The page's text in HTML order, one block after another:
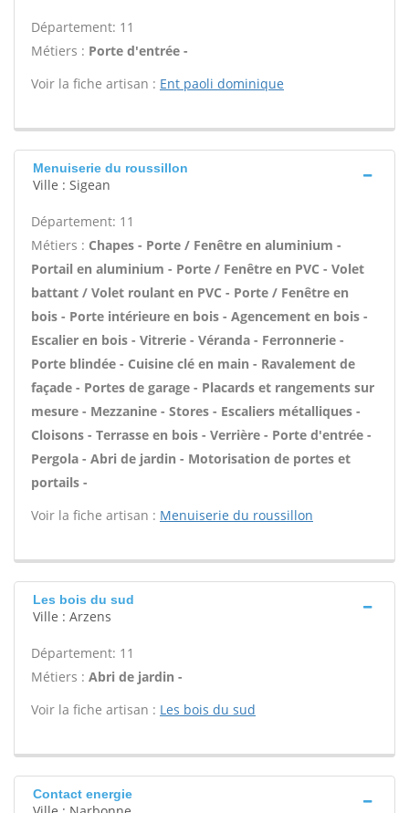
Département: 11
Métiers : Porte d'entrée -
Voir la fiche artisan : Ent paoli dominique
Menuiserie du roussillon
Ville : Sigean
Département: 11
Métiers : Chapes - Porte / Fenêtre en aluminium -
Portail en aluminium - Porte / Fenêtre en PVC - Volet
battant / Volet roulant en PVC - Porte / Fenêtre en
bois - Porte intérieure en bois - Agencement en bois -
Escalier en bois - Vitrerie - Véranda - Ferronnerie -
Porte blindée - Cuisine clé en main - Ravalement de
façade - Portes de garage - Placards et rangements sur
mesure - Mezzanine - Stores - Escaliers métalliques -
Cloisons - Terrasse en bois - Verrière - Porte d'entrée -
Pergola - Abri de jardin - Motorisation de portes et
portails -
Voir la fiche artisan : Menuiserie du roussillon
Les bois du sud
Ville : Arzens
Département: 11
Métiers : Abri de jardin -
Voir la fiche artisan : Les bois du sud
Contact energie